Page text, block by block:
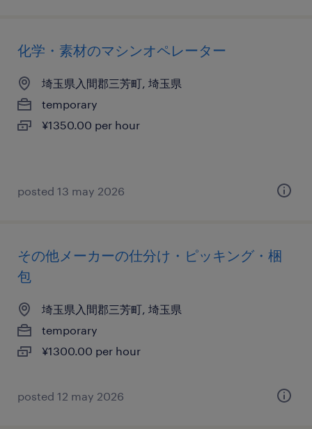
化学・素材のマシンオペレーター
埼玉県入間郡三芳町, 埼玉県
temporary
¥1350.00 per hour
posted 13 may 2026
その他メーカーの仕分け・ピッキング・梱
包
埼玉県入間郡三芳町, 埼玉県
temporary
¥1300.00 per hour
posted 12 may 2026